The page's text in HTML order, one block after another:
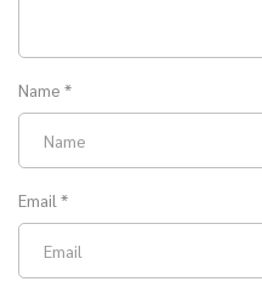
Name *
Email *